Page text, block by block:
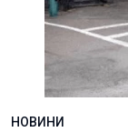
НОВИНИ